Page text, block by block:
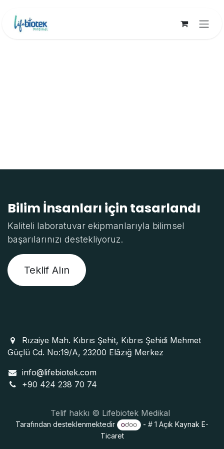
Bilim İnsanları için tasarlandı
Kaliteli laboratuvar ekipmanlarıyla bilimsel
başarılarınızı destekliyoruz.
Teklif Alın
Rızaiye Mah. Kıbrıs Şehit, Kıbrıs Şehidi Mehmet
Güçlü Cd. No:19/A, 23200 Elâzığ Merkez
info@lifebiotek.com
+90 424 238 70 74
Telif hakkı © Lifebiotek Medikal
Tarafından desteklenmektedir - # 1Açık Kaynak E-
Ticaret